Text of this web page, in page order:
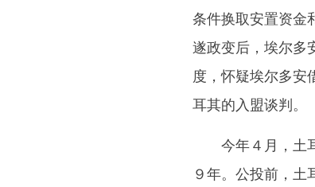
条件换取安置资金
遂政变后，埃尔多
度，怀疑埃尔多安
耳其的入盟谈判。
今年４月，土耳
９年。公投前，土